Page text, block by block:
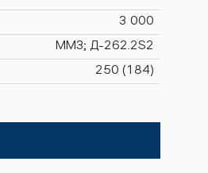
3 000
ММЗ; Д-262.2S2
250 (184)